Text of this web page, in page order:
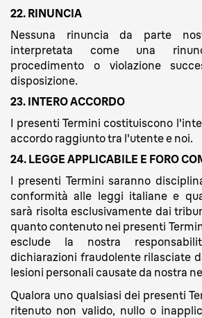
22. RINUNCIA
Nessuna rinuncia da parte
interpretata come una
procedimento o violazione
disposizione.
23. INTERO ACCORDO
I presenti Termini costituiscono
accordo raggiunto tra l'utente e noi.
24. LEGGE APPLICABILE E FORO
I presenti Termini saranno
conformità alle leggi italiane e
sarà risolta esclusivamente dai
quanto contenuto nei presenti
esclude la nostra
dichiarazioni fraudolente rilasciate
lesioni personali causate da nostra
Qualora uno qualsiasi dei presenti
ritenuto non valido, nullo o